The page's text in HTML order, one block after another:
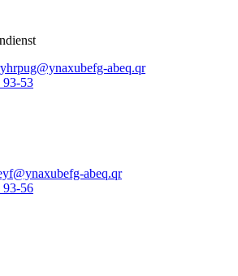
abeq.qr
93-53
abeq.qr
93-56